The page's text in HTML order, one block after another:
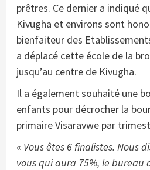
prêtres. Ce dernier a indiqué
Kivugha et environs sont
bienfaiteur des
a déplacé cette école de la
jusqu’au centre de Kivugha.
Il a également souhaité une
enfants pour décrocher la
primaire Visaravwe par
« Vous êtes 6 finalistes. Nous
vous qui aura 75%, le bureau